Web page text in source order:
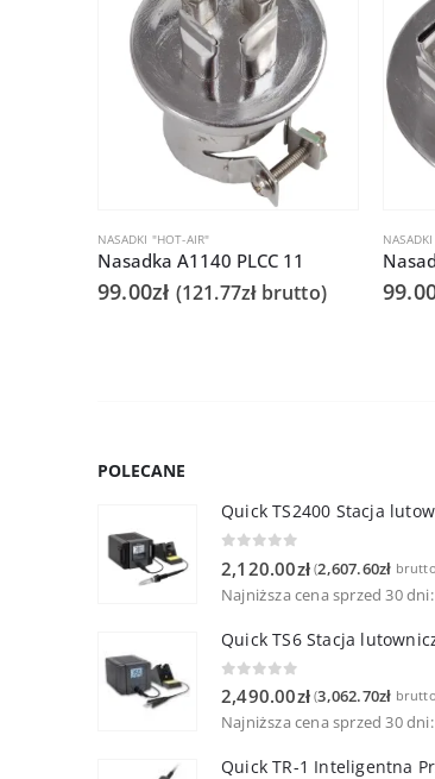
NASADKI "HOT-AIR"
Nasadka A1140 PLCC 11
99.00zł (121.77złbrutto)
POLECANE
Quick TS2400 Stacja
2,120.00zł (2,607.60zł
Najniższa cena sprzed 30 dni:
2,490.00zł (3,062.70zł
Najniższa cena sprzed 30 dni: